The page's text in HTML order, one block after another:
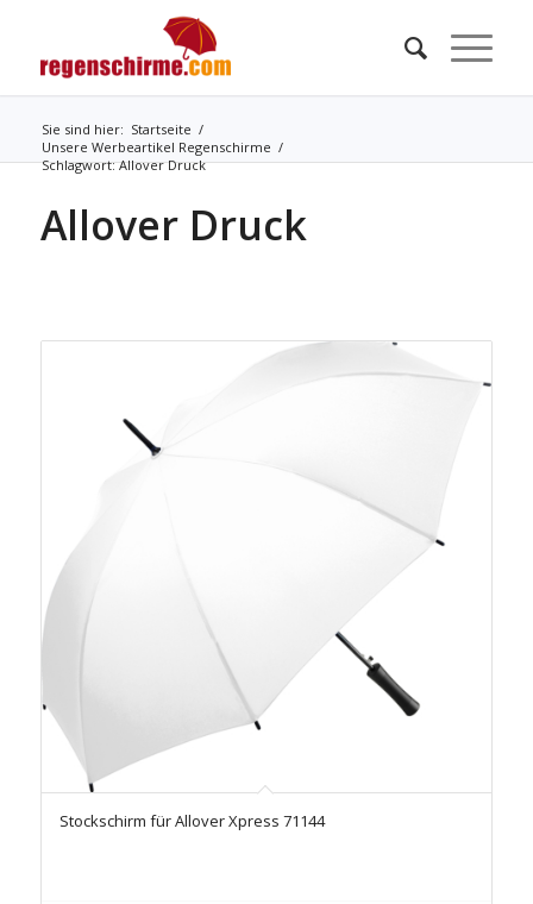
Sie sind hier: Startseite /
Unsere Werbeartikel Regenschirme /
Schlagwort: Allover Druck
Allover Druck
Stockschirm für Allover Xpress 71144